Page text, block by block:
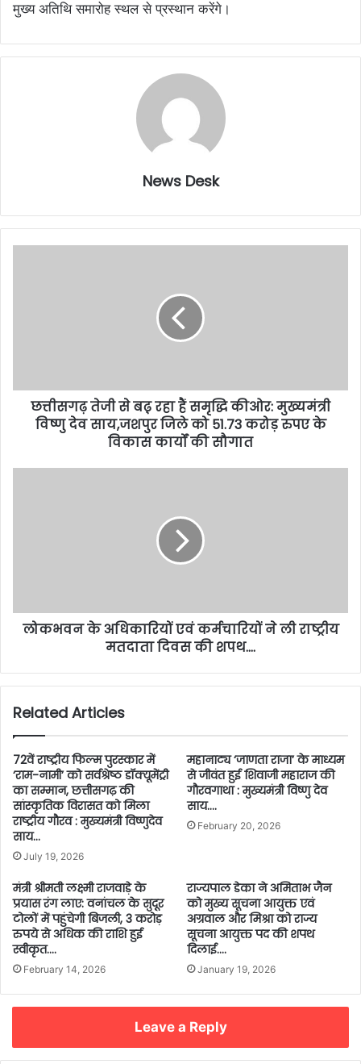
मुख्य अतिथि समारोह स्थल से प्रस्थान करेंगे।
News Desk
छत्तीसगढ़ तेजी से बढ़़ रहा हैं समृद्धि कीओर: मुख्यमंत्री
विष्णु देव साय,जशपुर जिले को 51.73 करोड़ रुपए के
विकास कार्यों की सौगात
लोकभवन के अधिकारियों एवं कर्मचारियों ने ली राष्ट्रीय
मतदाता दिवस की शपथ….
Related Articles
72वें राष्ट्रीय फिल्म पुरस्कार में
‘राम-नामी’ को सर्वश्रेष्ठ डॉक्यूमेंट्री
का सम्मान, छत्तीसगढ़ की
सांस्कृतिक विरासत को मिला
राष्ट्रीय गौरव : मुख्यमंत्री विष्णुदेव
साय…
July 19, 2026
महानाट्य ‘जाणता राजा’ के माध्यम
से जीवंत हुई शिवाजी महाराज की
गौरवगाथा : मुख्यमंत्री विष्णु देव
साय….
February 20, 2026
मंत्री श्रीमती लक्ष्मी राजवाड़े के
प्रयास रंग लाए: वनांचल के सुदूर
टोलों में पहुंचेगी बिजली, 3 करोड़
रुपये से अधिक की राशि हुई
स्वीकृत….
February 14, 2026
राज्यपाल डेका ने अमिताभ जैन
को मुख्य सूचना आयुक्त एवं
अग्रवाल और मिश्रा को राज्य
सूचना आयुक्त पद की शपथ
दिलाई….
January 19, 2026
Leave a Reply